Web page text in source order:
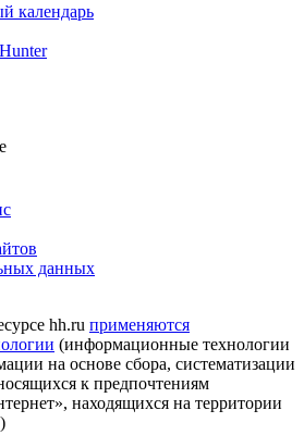
календарь
данных
hh.ru применяются
(информационные технологии
на основе сбора, систематизации
к предпочтениям
находящихся на территории